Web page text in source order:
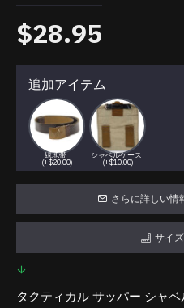
$28.95
追加アイテム
緑地帯
(+$20.00)
シャベルケース
(+$10.00)
さらに詳しい情
サイ
タクティカル サッパー シャ